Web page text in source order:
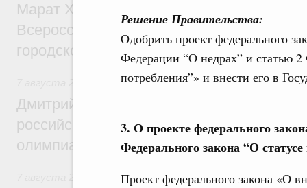
Решение Правительства:
Одобрить проект федерального
Федерации “О недрах” и статью 2
потребления”» и внести его в
3. О проекте федерального
Федерального закона “О
Проект федерального закона «О
Марат Хуснуллин провёл заседание
Всероссийского конкурса лучших
городской среды
Отрасль информационных технологий
Дмитрий Чернышенко и Сергей Кравцов
российскую сборную с победой на
олимпиаде по искусственному
Общие вопросы промышленной политики